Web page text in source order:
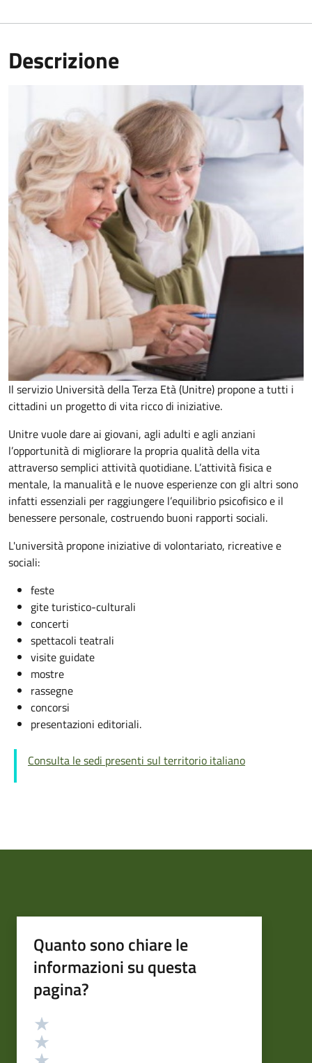
Descrizione
Il servizio Università della Terza Età (Unitre) propone a tutti i
cittadini un progetto di vita ricco di iniziative.
Unitre vuole dare ai giovani, agli adulti e agli anziani
l’opportunità di migliorare la propria qualità della vita
attraverso semplici attività quotidiane. L’attività fisica e
mentale, la manualità e le nuove esperienze con gli altri sono
infatti essenziali per raggiungere l’equilibrio psicofisico e il
benessere personale, costruendo buoni rapporti sociali.
L'università propone iniziative di volontariato, ricreative e
sociali:
feste
gite turistico-culturali
concerti
spettacoli teatrali
visite guidate
mostre
rassegne
concorsi
presentazioni editoriali.
Consulta le sedi presenti sul territorio italiano
Quanto sono chiare le
informazioni su questa
pagina?
Valutazione